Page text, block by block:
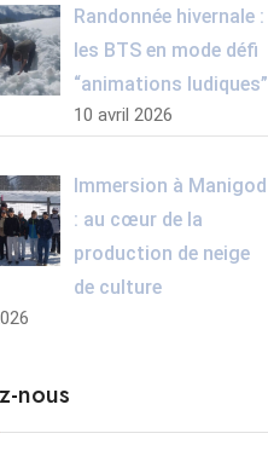
Randonnée hivernale :
les BTS en mode défi
“animations ludiques”
10 avril 2026
Immersion à Manigod
: au cœur de la
production de neige
de culture
nous